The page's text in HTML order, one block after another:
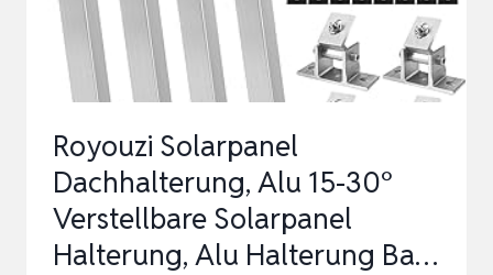
Royouzi Solarpanel
Dachhalterung, Alu 15-30°
Verstellbare Solarpanel
Halterung, Alu Halterung Ba…